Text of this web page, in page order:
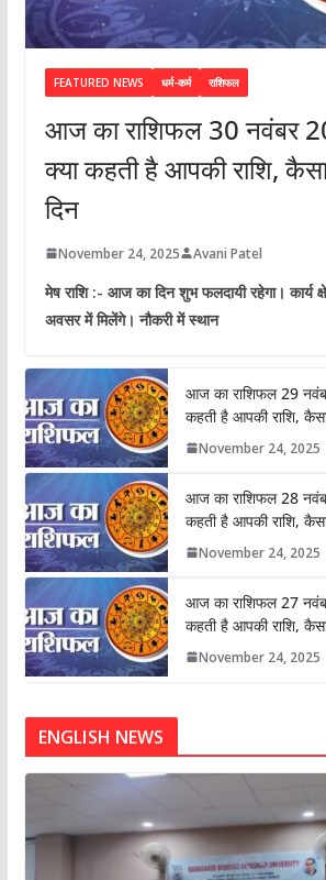
FEATURED NEWS धर्म-कर्म राशिफल
आज का राशिफल 30 नवंबर
क्या कहती है आपकी राशि,
दिन
November 24, 2025 Avani Patel
मेष राशि :- आज का दिन शुभ फलदायी रहेगा। कार्य
अवसर में मिलेंगे। नौकरी में स्थान
आज का राशिफल 29
कहती है आपकी राशि,
November 24, 2025
आज का राशिफल 28
कहती है आपकी राशि,
November 24, 2025
आज का राशिफल 27
कहती है आपकी राशि,
November 24, 2025
ENGLISH NEWS